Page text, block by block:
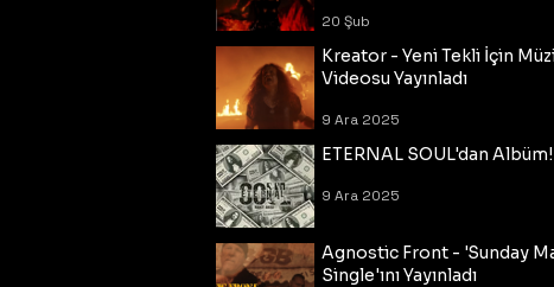
20 Şub
Kreator - Yeni Tekli İçin
Videosu Yayınladı
9 Ara 2025
ETERNAL SOUL'dan Albüm!
9 Ara 2025
Agnostic Front - 'Sunday
Single'ını Yayınladı